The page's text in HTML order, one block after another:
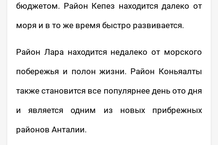
бюджетом. Район Кепез находится далеко от
моря и в то же время быстро развивается.
Район Лара находится недалеко от морского
побережья и полон жизни. Район Коньяалты
также становится все популярнее день ото дня
и является одним из новых прибрежных
районов Анталии.